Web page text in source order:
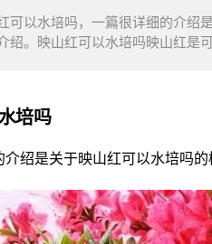
可以水培吗，一篇很详细的介绍
绍。映山红可以水培吗映山红是
培吗
介绍是关于映山红可以水培吗